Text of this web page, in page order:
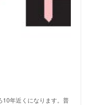
年近くになります。普